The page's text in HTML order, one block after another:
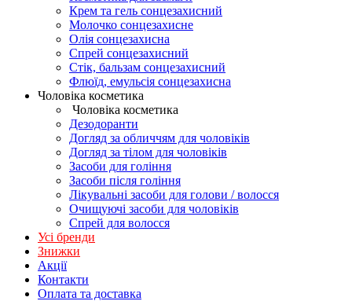
Крем та гель сонцезахисний
Молочко сонцезахисне
Олія сонцезахисна
Спрей сонцезахисний
Стік, бальзам сонцезахисний
Флюїд, емульсія сонцезахисна
Чоловіка косметика
Чоловіка косметика
Дезодоранти
Догляд за обличчям для чоловіків
Догляд за тілом для чоловіків
Засоби для гоління
Засоби після гоління
Лікувальні засоби для голови / волосся
Очищуючі засоби для чоловіків
Спрей для волосся
Усі бренди
Знижки
Акції
Контакти
Оплата та доставка